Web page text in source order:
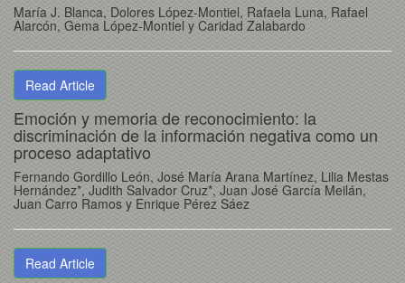
María J. Blanca, Dolores López-Montiel, Rafaela Luna, Rafael
Alarcón, Gema López-Montiel y Caridad Zalabardo
Read Article
Emoción y memoria de reconocimiento: la
discriminación de la información negativa como un
proceso adaptativo
Fernando Gordillo León, José María Arana Martínez, Lilia Mestas
Hernández*, Judith Salvador Cruz*, Juan José García Meilán,
Juan Carro Ramos y Enrique Pérez Sáez
Read Article